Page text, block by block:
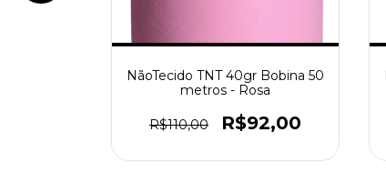
NãoTecido TNT 40gr Bobina 50
metros - Rosa
R$110,00 R$92,00